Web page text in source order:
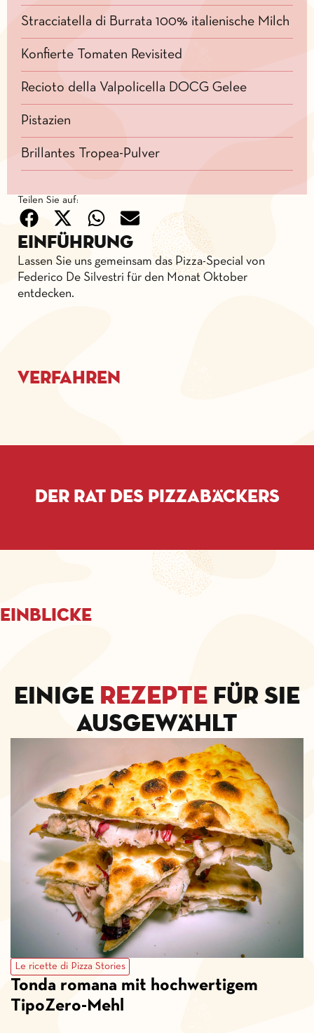
Stracciatella di Burrata 100% italienische Milch
Konfierte Tomaten Revisited
Recioto della Valpolicella DOCG Gelee
Pistazien
Brillantes Tropea-Pulver
Teilen Sie auf:
Einführung
Lassen Sie uns gemeinsam das Pizza-Special von
Federico De Silvestri für den Monat Oktober
entdecken.
Verfahren
Der Rat des Pizzabäckers
Einblicke
Einige Rezepte für Sie
ausgewählt
Le ricette di Pizza Stories
Tonda romana mit hochwertigem
TipoZero-Mehl